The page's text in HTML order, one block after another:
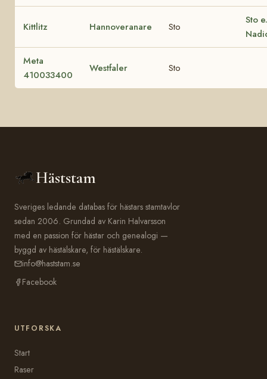
Kittlitz Hannoveranare Sto
Sto e.
Meta
410033400
Westfaler Sto
Häststam
Sveriges ledande databas för hästars stamtavlor
sedan 2006. Grundad av Karin Halvarsson
med en passion för hästar och genealogi —
byggd av hästälskare, för hästälskare.
info@haststam.se
Facebook
UTFORSKA
Start
Raser